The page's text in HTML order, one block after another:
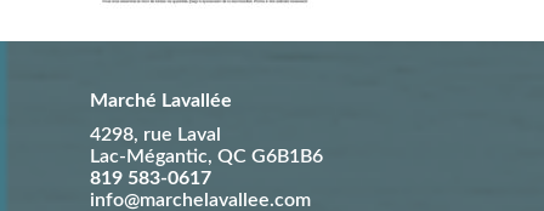
Marché Lavallée
4298, rue Laval
Lac-Mégantic, QC G6B1B6
819 583-0617
info@marchelavallee.com